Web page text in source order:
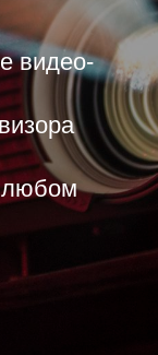
видео-
любом